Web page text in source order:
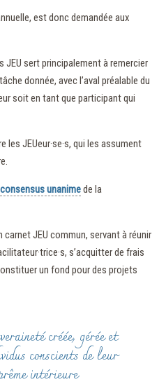
est donc demandée aux
sert principalement à remercier
donnée, avec l’aval préalable du
soit en tant que participant qui
JEUeur·se·s, qui les assument
consensus unanimede la
carnet JEU commun, servant à réunir
s’acquitter de frais
un fond pour des projets
créée, gérée et
conscients de leur
intérieure